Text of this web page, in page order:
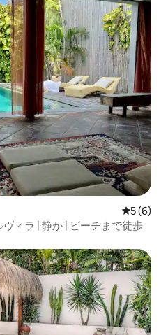
レビュー
5 (6)
ィラ | 静か | ビーチまで徒歩